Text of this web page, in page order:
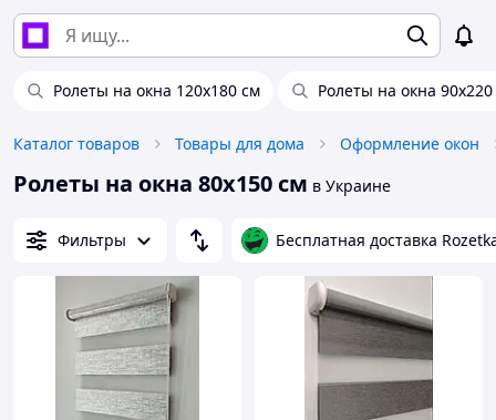
Ролеты на окна 120х180 см Ролеты на окна
Каталог товаров Товары для дома Оформление окон
Ролеты на окна 80х150 см в Украине
Фильтры Бесплатная доставка